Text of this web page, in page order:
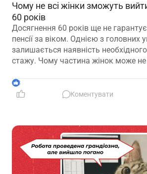
Чому не всі жінки зможуть
60 років
Досягнення 60 років ще не
пенсії за віком. Однією з головних
залишається наявність
стажу. Чому частина жінок може
законодавство – розглянуто в
3
Коментувати